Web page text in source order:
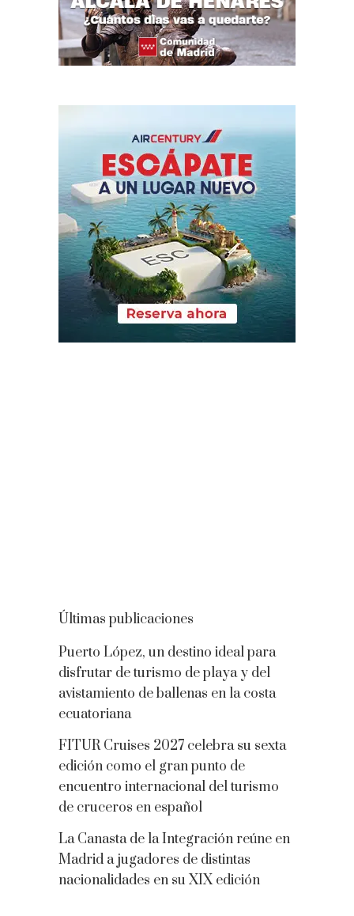
Últimas publicaciones
Puerto López, un destino ideal para
disfrutar de turismo de playa y del
avistamiento de ballenas en la costa
ecuatoriana
FITUR Cruises 2027 celebra su sexta
edición como el gran punto de
encuentro internacional del turismo
de cruceros en español
La Canasta de la Integración reúne en
Madrid a jugadores de distintas
nacionalidades en su XIX edición